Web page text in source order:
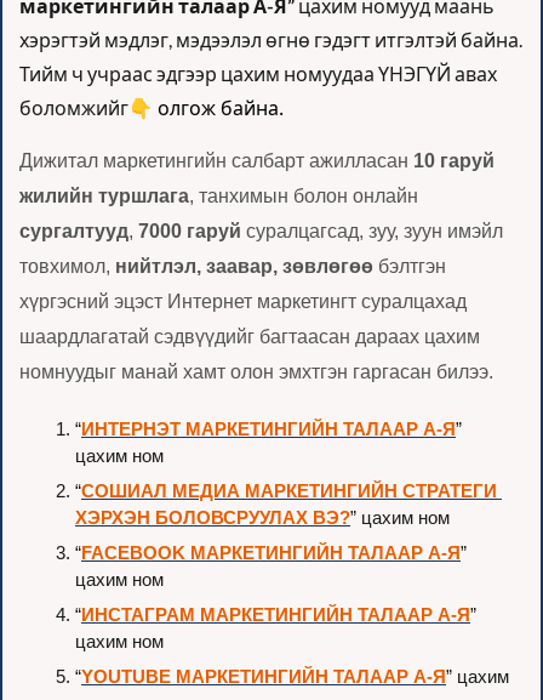
маркетингийн талаар А-Я” цахим номууд маань
хэрэгтэй мэдлэг, мэдээлэл өгнө гэдэгт итгэлтэй байна.
Тийм ч учраас эдгээр цахим номуудаа ҮНЭГҮЙ авах
боломжийг👇 олгож байна.
Дижитал маркетингийн салбарт ажилласан 10 гаруй
жилийн туршлага
сургалтууд, 7000 гаруй суралцагсад, зуу, зуун имэйл
товхимол, нийтлэл, заавар, зөвлөгөө бэлтгэн
хүргэсний эцэст Интернет маркетингт суралцахад
шаардлагатай сэдвүүдийг багтаасан дараах цахим
номнуудыг манай хамт олон эмхтгэн гаргасан билээ.
“ИНТЕРНЭТ МАРКЕТИНГИЙН ТАЛААР А-Я”
цахим ном
“СОШИАЛ МЕДИА МАРКЕТИНГИЙН СТРАТЕГИ
ХЭРХЭН БОЛОВСРУУЛАХ ВЭ?” цахим ном
“FACEBOOK МАРКЕТИНГИЙН ТАЛААР А-Я”
цахим ном
“ИНСТАГРАМ МАРКЕТИНГИЙН ТАЛААР А-Я”
цахим ном
“YOUTUBE МАРКЕТИНГИЙН ТАЛААР А-Я” цахим